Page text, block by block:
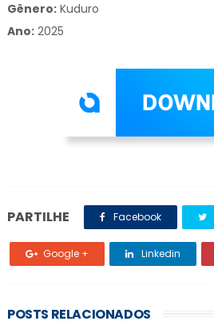
Gênero: Kuduro
Ano:2025
PARTILHE Facebook
Google + Linkedin
POSTS RELACIONADOS